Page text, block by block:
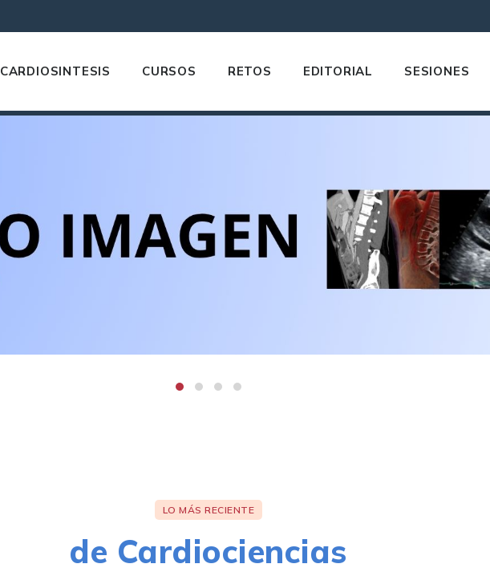
CARDIOSINTESIS CURSOS RETOS EDITORIAL SESIONES
LO MÁS RECIENTE
de Cardiociencias